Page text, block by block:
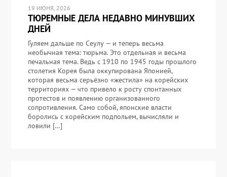
19 ИЮНЯ, 2026
ТЮРЕМНЫЕ ДЕЛА НЕДАВНО МИНУВШИХ
ДНЕЙ
Гуляем дальше по Сеулу — и теперь весьма
необычная тема: тюрьма. Это отдельная и весьма
печальная тема. Ведь с 1910 по 1945 годы прошлого
столетия Корея была оккупирована Японией,
которая весьма серьёзно «жестила» на корейских
территориях — что привело к росту спонтанных
протестов и появлению организованного
сопротивления. Само собой, японские власти
боролись с корейским подпольем, вычисляли и
ловили […]